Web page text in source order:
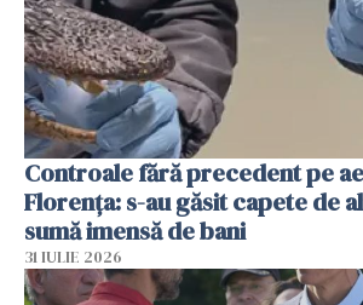
Controale fără precedent pe
Florența: s-au găsit capete de
sumă imensă de bani
31 IULIE 2026